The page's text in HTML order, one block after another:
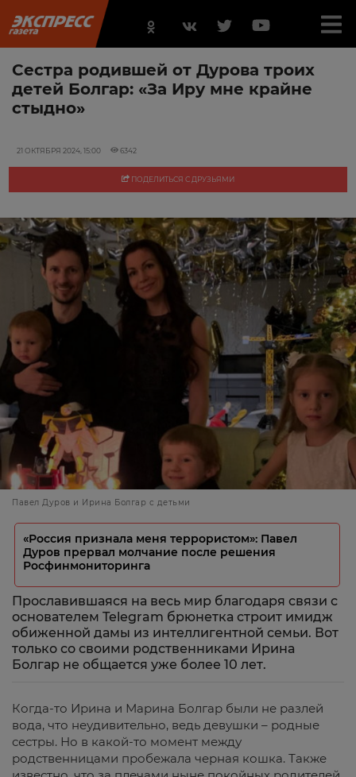
Сестра родившей от Дурова троих
детей Болгар: «За Иру мне крайне
стыдно»
21 ОКТЯБРЯ 2024, 15:00 6342
ПОДЕЛИТЬСЯ С ДРУЗЬЯМИ
Павел Дуров и Ирина Болгар с детьми
«Россия признала меня террористом»: Павел
Дуров прервал молчание после решения
Росфинмониторинга
Прославившаяся на весь мир благодаря связи с
основателем Telegram брюнетка строит имидж
обиженной дамы из интеллигентной семьи. Вот
только со своими родственниками Ирина
Болгар не общается уже более 10 лет.
Когда-то Ирина и Марина Болгар были не разлей
вода, что неудивительно, ведь девушки – родные
сестры. Но в какой-то момент между
родственницами пробежала черная кошка. Также